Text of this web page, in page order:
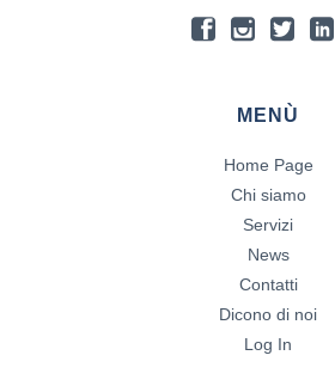
MENÙ
Home Page
Chi siamo
Servizi
News
Contatti
Dicono di noi
Log In